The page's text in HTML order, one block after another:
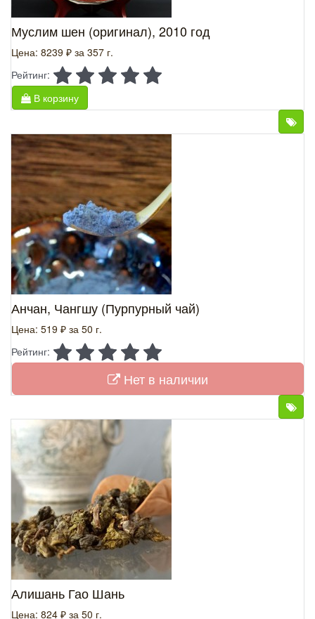
Муслим шен (оригинал), 2010 год
Цена: 8239 ₽ за 357 г.
Рейтинг:
В корзину
Анчан, Чангшу (Пурпурный чай)
Цена: 519 ₽ за 50 г.
Рейтинг:
Нет в наличии
Алишань Гао Шань
Цена: 824 ₽ за 50 г.